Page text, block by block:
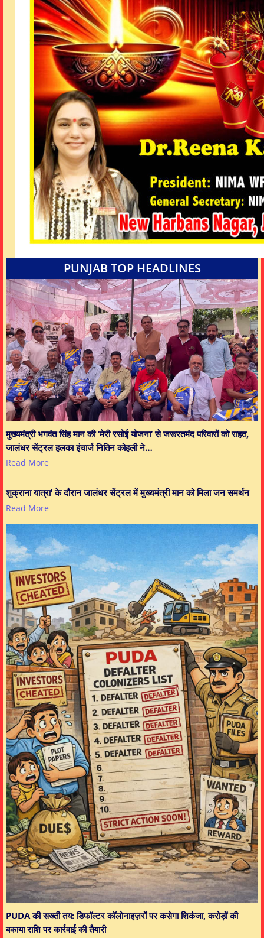
PUNJAB TOP HEADLINES
मुख्यमंत्री भगवंत सिंह मान की ‘मेरी रसोई योजना’ से जरूरतमंद परिवारों को राहत,
जालंधर सेंट्रल हलका इंचार्ज नितिन कोहली ने…
Read More
शुक्राना यात्रा’ के दौरान जालंधर सेंट्रल में मुख्यमंत्री मान को मिला जन समर्थन
Read More
PUDA की सख्ती तय: डिफॉल्टर कॉलोनाइज़रों पर कसेगा शिकंजा, करोड़ों की
बकाया राशि पर कार्रवाई की तैयारी